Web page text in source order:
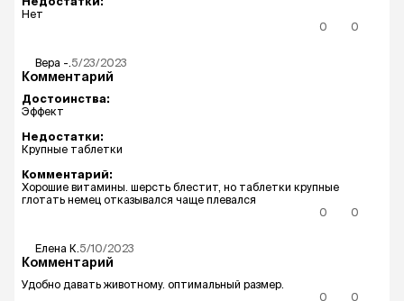
Нет
0
0
Вера -. 5/23/2023
Комментарий
Достоинства:
Эффект
Недостатки:
Крупные таблетки
Комментарий:
Хорошие витамины. шерсть блестит, но таблетки крупные
глотать немец отказывался чаще плевался
0
0
Елена К. 5/10/2023
Комментарий
Удобно давать животному. оптимальный размер.
0
0